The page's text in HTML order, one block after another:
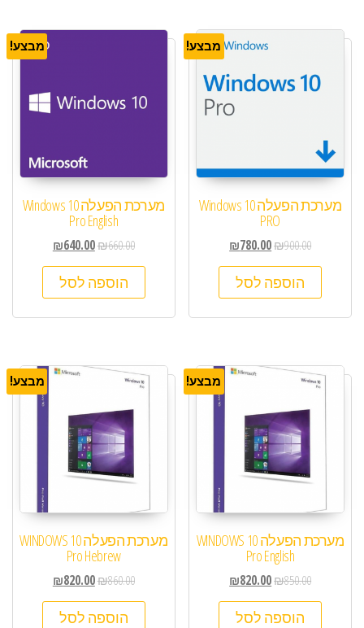
מבצע!
מערכת הפעלה Windows 10
PRO
₪900.00
₪780.00
הוספה לסל
מבצע!
מערכת הפעלה Windows 10
Pro English
₪660.00
₪640.00
הוספה לסל
מבצע!
מערכת הפעלה WINDOWS 10
Pro English
₪850.00
₪820.00
הוספה לסל
מבצע!
מערכת הפעלה WINDOWS 10
Pro Hebrew
₪860.00
₪820.00
הוספה לסל